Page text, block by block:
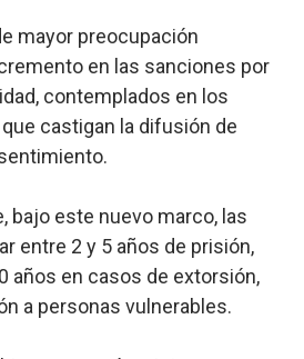
mayor preocupación
en las sanciones por
contemplados en los
castigan la difusión de
bajo este nuevo marco, las
entre 2 y 5 años de prisión,
años en casos de extorsión,
a personas vulnerables.